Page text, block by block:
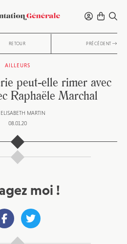
RETOUR PRÉCÉDENT
AILLEURS
peut-elle rimer avec
Raphaële Marchal
ELISABETH MARTIN
08.01.20
moi !